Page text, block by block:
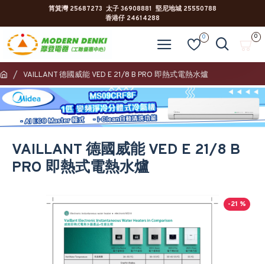
筲箕灣 25687273 太子 36908881 堅尼地城 25550788
香港仔 24614288
0 0
VAILLANT 德國威能 VED E 21/8 B PRO 即熱式電熱水爐
VAILLANT 德國威能 VED E 21/8 B
PRO 即熱式電熱水爐
-21 %